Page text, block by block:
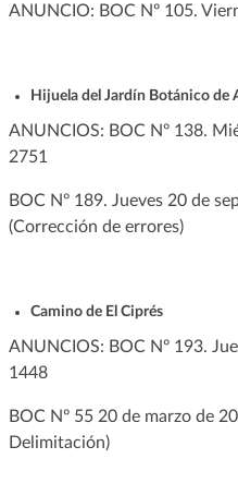
ANUNCIO: BOC Nº 105.
Hijuela del Jardín Botánico de
ANUNCIOS: BOC Nº 138.
2751
BOC Nº 189. Jueves 20 de
(Corrección de errores)
Camino de El Ciprés
ANUNCIOS: BOC Nº 193.
1448
BOC Nº 55 20 de marzo de
Delimitación)